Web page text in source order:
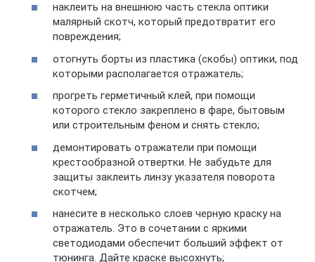
наклеить на внешнюю часть стекла оптики
малярный скотч, который предотвратит его
повреждения;
отогнуть борты из пластика (скобы) оптики, под
которыми располагается отражатель;
прогреть герметичный клей, при помощи
которого стекло закреплено в фаре, бытовым
или строительным феном и снять стекло;
демонтировать отражатели при помощи
крестообразной отвертки. Не забудьте для
защиты заклеить линзу указателя поворота
скотчем;
нанесите в несколько слоев черную краску на
отражатель. Это в сочетании с яркими
светодиодами обеспечит больший эффект от
тюнинга. Дайте краске высохнуть;